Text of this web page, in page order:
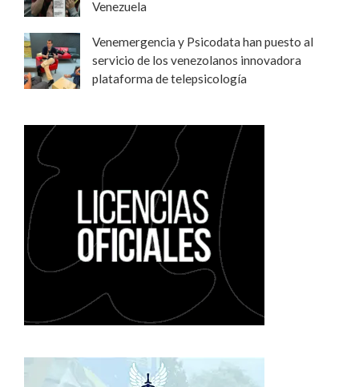
Venezuela
Venemergencia y Psicodata han puesto al
servicio de los venezolanos innovadora
plataforma de telepsicología